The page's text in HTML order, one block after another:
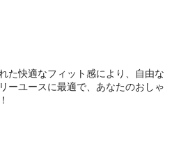
た快適なフィット感により、自由な
ーユースに最適で、あなたのおしゃ